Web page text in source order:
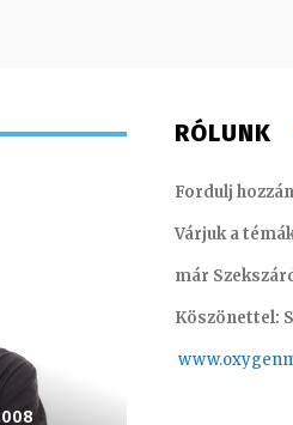
RÓLUNK
Fordulj
Várjuk a
már
Köszönettel: